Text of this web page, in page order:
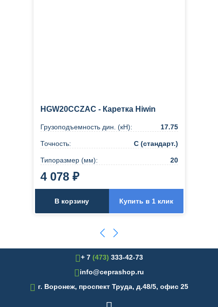
HGW20CCZAC - Каретка Hiwin
Грузоподъемность дин. (кН): 17.75
Точность: C (стандарт.)
Типоразмер (мм): 20
4 078 ₽
В корзину Купить в 1 клик
+ 7 (473) 333-42-73
info@ceprashop.ru
 г. Воронеж, проспект Труда, д.48/5, офис 25